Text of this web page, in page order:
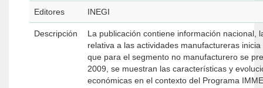
Editores INEGI
Descripción
La publicación contiene información nacional,
relativa a las actividades manufactureras
que para el segmento no manufacturero se
2009, se muestran las características y evolución de las actividades
económicas en el contexto del Programa